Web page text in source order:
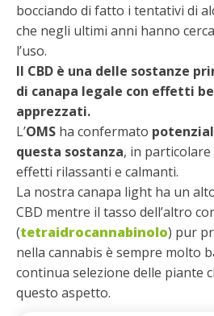
bocciando di fatto i tentativi di
che negli ultimi anni hanno
l’uso.
Il CBD è una delle sostanze
di canapa legale con effetti
apprezzati.
L’OMS ha confermato
questa sostanza, in
effetti rilassanti e calmanti.
La nostra canapa light ha un
CBD mentre il tasso dell’altro
(tetraidrocannabinolo) pur
nella cannabis è sempre molto
continua selezione delle piante
questo aspetto.